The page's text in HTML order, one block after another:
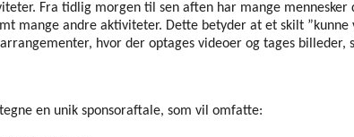
Fra tidlig morgen til sen aften har mange
mange andre aktiviteter. Dette betyder at et skilt
hvor der optages videoer og tages billeder,
en unik sponsoraftale, som vil omfatte: